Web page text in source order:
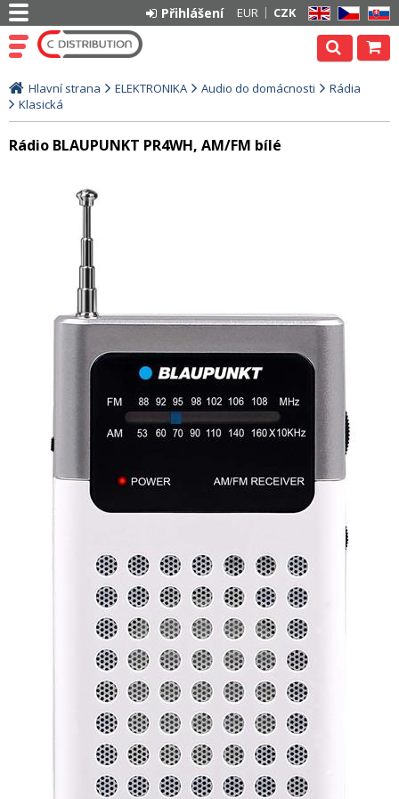
EN CZ SK
EUR CZK
Přihlášení
Hlavní strana ELEKTRONIKA Audio do domácnosti
Rádia
Klasická
Rádio BLAUPUNKT PR4WH, AM/FM bílé